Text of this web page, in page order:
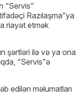
“Servis”
Razılaşma”ya
riayət etmək
şərtləri ilə və ya ona
“Servis”ə
edilən məlumatları